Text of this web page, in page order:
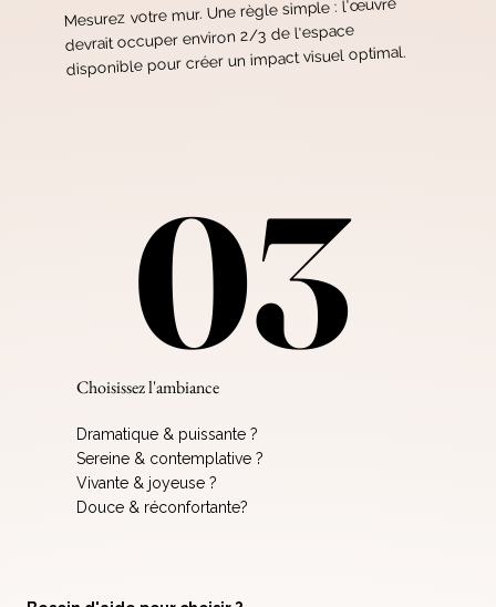
Mesurez votre mur. Une règle simple : l'œuvre
devrait occuper environ 2/3 de l'espace
disponible pour créer un impact visuel optimal.
03
03
Choisissez l'ambiance
Dramatique & puissante ?
Sereine & contemplative ?
Vivante & joyeuse ?
Douce & réconfortante?